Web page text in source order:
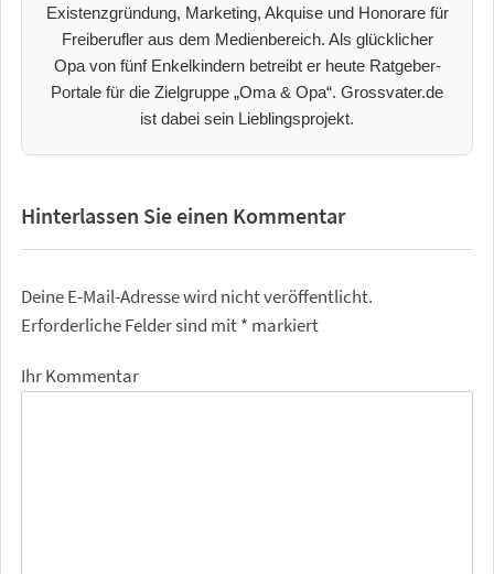
Existenzgründung, Marketing, Akquise und Honorare für
Freiberufler aus dem Medienbereich. Als glücklicher
Opa von fünf Enkelkindern betreibt er heute Ratgeber-
Portale für die Zielgruppe „Oma & Opa“. Grossvater.de
ist dabei sein Lieblingsprojekt.
Hinterlassen Sie einen Kommentar
Deine E-Mail-Adresse wird nicht veröffentlicht.
Erforderliche Felder sind mit* markiert
Ihr Kommentar